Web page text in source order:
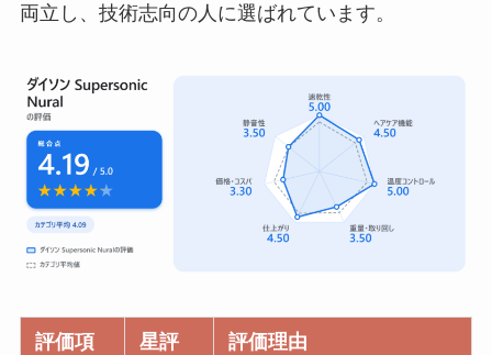
両立し、技術志向の人に選ばれています。
評価項
星評
評価理由